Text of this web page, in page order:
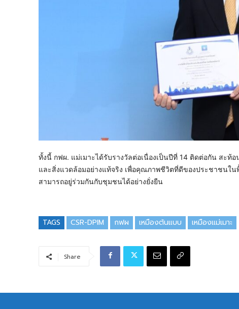
ทั้งนี้ กฟผ. แม่เมาะได้รับรางวัลต่อเนื่องเป็นปีที่ 14 ติดต่อกัน สะ
และสิ่งแวดล้อมอย่างแท้จริง เพื่อคุณภาพชีวิตที่ดีของประชาชนใ
สามารถอยู่ร่วมกันกับชุมชนได้อย่างยั่งยืน
TAGS CSR-DPIM กฟผ เหมืองต้นแบบ เหมืองแม่เมาะ
Share